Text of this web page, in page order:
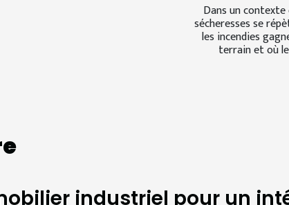
Dans un contexte
sécheresses se
les incendies
terrain et où
industriel pour un